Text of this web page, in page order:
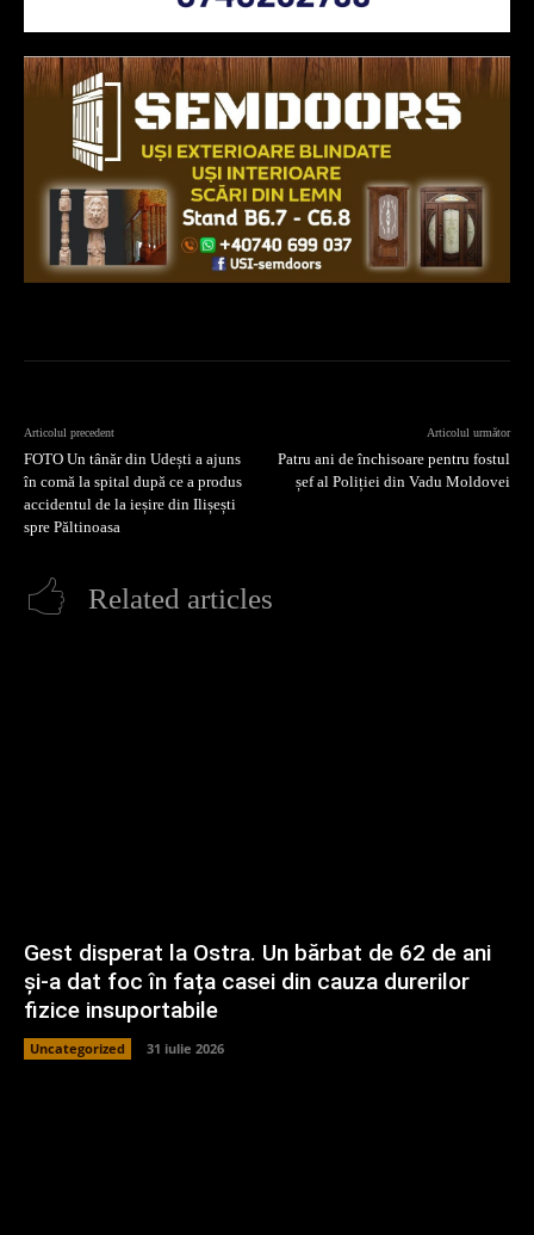
Articolul precedent
FOTO Un tânăr din Udești a ajuns
în comă la spital după ce a produs
accidentul de la ieșire din Ilișești
spre Păltinoasa
Articolul următor
Patru ani de închisoare pentru fostul
șef al Poliției din Vadu Moldovei
Related articles
Gest disperat la Ostra. Un bărbat de 62 de ani
și-a dat foc în fața casei din cauza durerilor
fizice insuportabile
Uncategorized 31 iulie 2026